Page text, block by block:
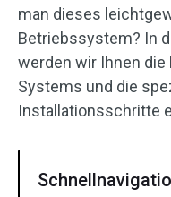
man dieses
Betriebssystem? In
werden wir Ihnen
Systems und die
Installationsschritte